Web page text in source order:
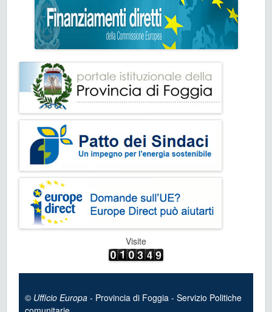
Visite
© Ufficio Europa - Provincia di Foggia - Servizio Politiche